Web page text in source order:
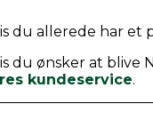
du allerede har et
du ønsker at blive
kundeservice.